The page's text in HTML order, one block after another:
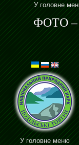
У головне
ФОТО –
У головне меню